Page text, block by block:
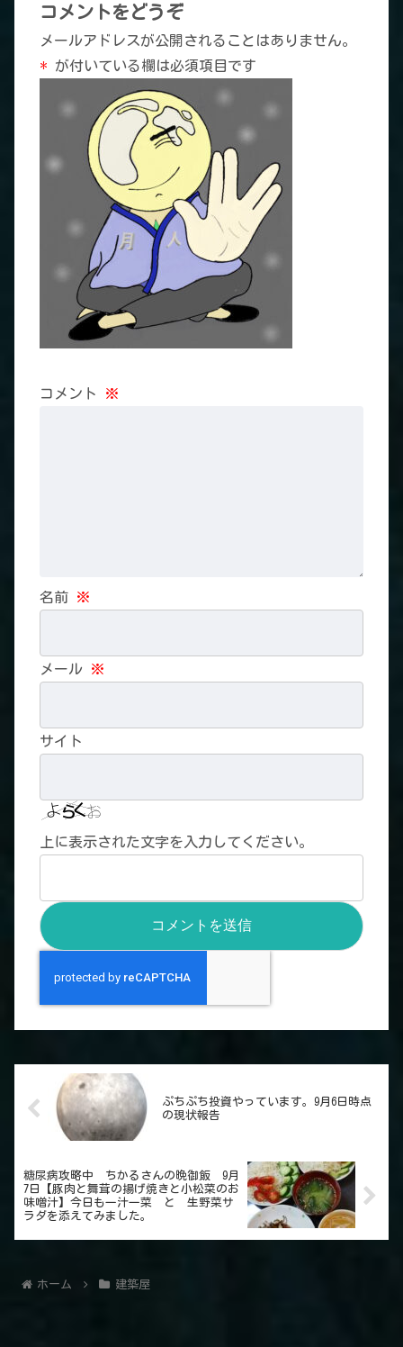
コメントをどうぞ
メールアドレスが公開されることはありません。
* が付いている欄は必須項目です
コメント ※
名前 ※
メール ※
サイト
上に表示された文字を入力してください。
ぷちぷち投資やっています。9月6日時点
の現状報告
糖尿病攻略中 ちかるさんの晩御飯 9月
7日【豚肉と舞茸の揚げ焼きと小松菜のお
味噌汁】今日も一汁一菜 と 生野菜サ
ラダを添えてみました。
ホーム 建築屋